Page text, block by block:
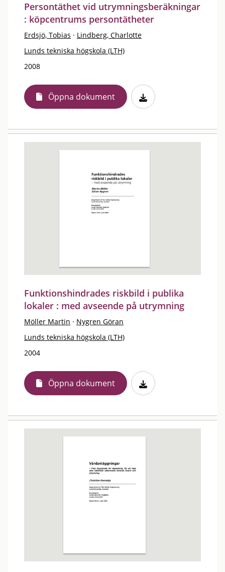
Persontäthet vid utrymningsberäkningar
: köpcentrums persontätheter
Erdsjö, Tobias · Lindberg, Charlotte
Lunds tekniska högskola (LTH)
2008
Öppna dokument
Funktionshindrades riskbild i publika
lokaler : med avseende på utrymning
Möller Martin · Nygren Göran
Lunds tekniska högskola (LTH)
2004
Öppna dokument